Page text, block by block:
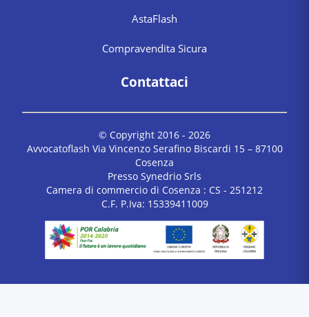
AstaFlash
Compravendita Sicura
Contattaci
© Copyright 2016 - 2026
Avvocatoflash Via Vincenzo Serafino Biscardi 15 – 87100
Cosenza
Presso Synedrio Srls
Camera di commercio di Cosenza : CS - 251212
C.F. P.Iva: 15339411009